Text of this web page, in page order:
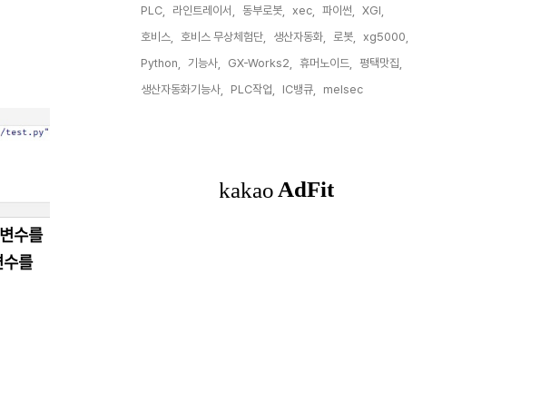
수를
를
PLC, 라인트레이서, 동부로봇, xec, 파이썬,
XGI,
호비스,
호비스 무상체험단, 생산자동화, 로봇,
xg5000,
Python,
기능사, GX-Works2, 휴머노이드,
평택맛집,
생산자동화기능사,
PLC작업, IC뱅큐, melsec,